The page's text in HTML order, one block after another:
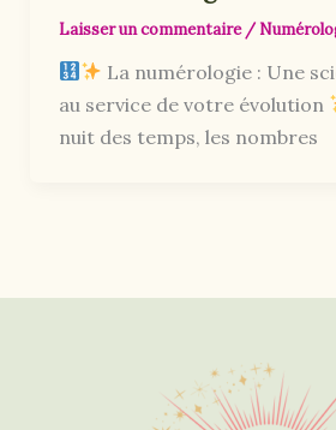
Laisser un commentaire /
La numérologie : Une
au service de votre évolution
nuit des temps, les nombres